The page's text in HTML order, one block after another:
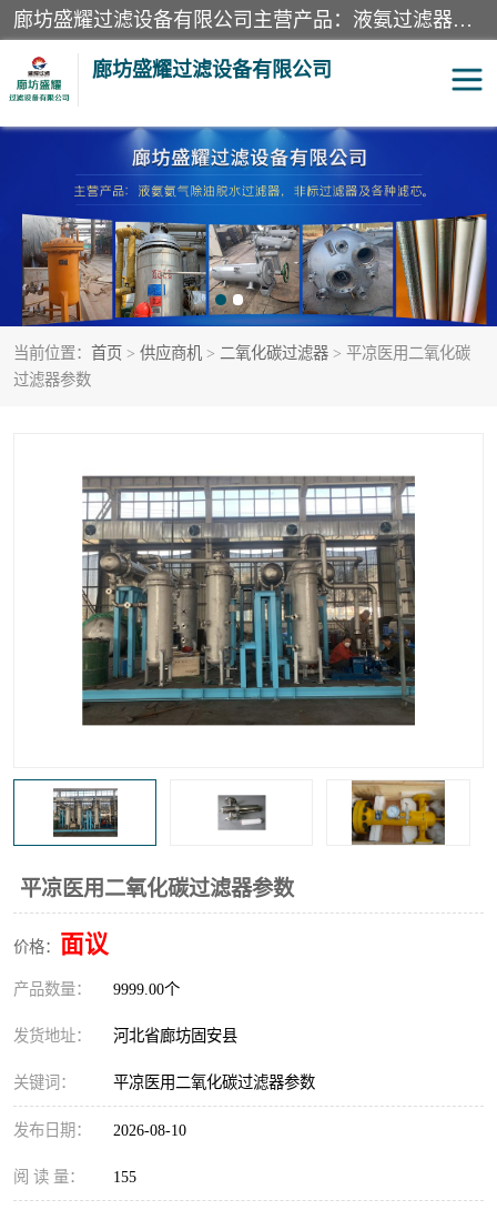
廊坊盛耀过滤设备有限公司主营产品：液氨过滤器、沼气过滤器、氨气分离器、二氧化碳过滤器、过滤器、液氨氨气过滤器、天然气过滤器、管道过滤器、*过滤器、液氨除油除水过滤器、氨气除油除水过滤器、焦炉煤气除焦油过滤器等。
廊坊盛耀过滤设备有限公司
当前位置： 首页 > 供应商机 > 二氧化碳过滤器 > 平凉医用二氧化碳
过滤器参数
平凉医用二氧化碳过滤器参数
价格： 面议
产品数量： 9999.00个
发货地址： 河北省廊坊固安县
关键词： 平凉医用二氧化碳过滤器参数
发布日期： 2026-08-10
阅 读 量： 155
二氧化碳过滤器 过滤器
液氨氨气过滤器 沼气过滤器
天然气过滤器 管道过滤器
甲醇过滤器 液氨除油除水过滤器
高炉煤气过滤器 替代进口过滤器
化工盐酸气聚结器 耐腐蚀除雾器滤芯